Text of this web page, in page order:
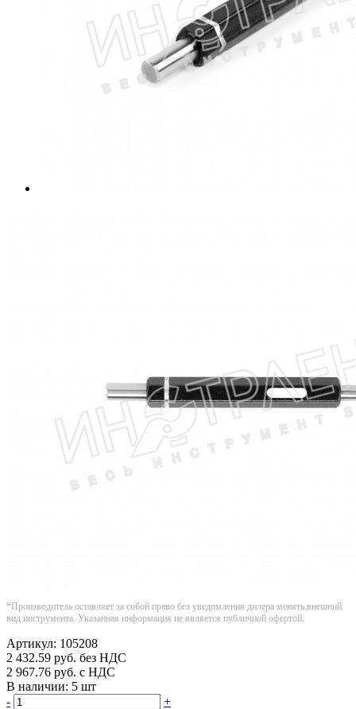
*Производитель оставляет за собой право без уведомления дилера менять внешний
вид инструмента. Указанная информация не является публичной офертой.
Артикул: 105208
2 432.59 руб. без НДС
2 967.76 руб. с НДС
В наличии: 5 шт
-
+